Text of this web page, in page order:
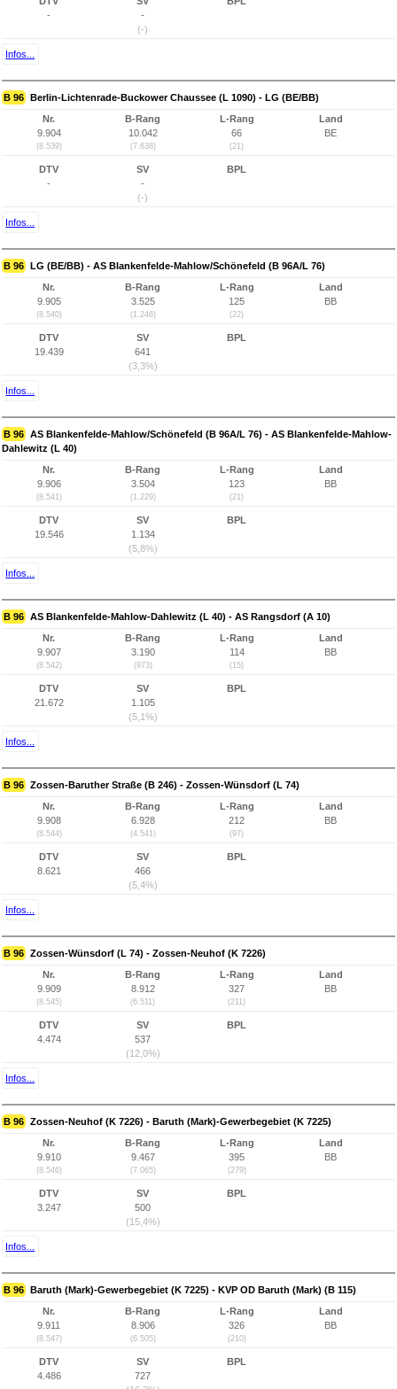
-
-
(-)
Infos...
B 96 Berlin-Lichtenrade-Buckower Chaussee (L 1090) - LG (BE/BB)
Nr.
9.904
(8.539)
B-Rang
10.042
(7.638)
L-Rang
66
(21)
Land
BE
DTV
-
SV
-
(-)
BPL
Infos...
B 96 LG (BE/BB) - AS Blankenfelde-Mahlow/Schönefeld (B 96A/L 76)
Nr.
9.905
(8.540)
B-Rang
3.525
(1.246)
L-Rang
125
(22)
Land
BB
DTV
19.439
SV
641
(3,3%)
BPL
Infos...
B 96 AS Blankenfelde-Mahlow/Schönefeld (B 96A/L 76) - AS Blankenfelde-Mahlow-
Dahlewitz (L 40)
Nr.
9.906
(8.541)
B-Rang
3.504
(1.229)
L-Rang
123
(21)
Land
BB
DTV
19.546
SV
1.134
(5,8%)
BPL
Infos...
B 96 AS Blankenfelde-Mahlow-Dahlewitz (L 40) - AS Rangsdorf (A 10)
Nr.
9.907
(8.542)
B-Rang
3.190
(973)
L-Rang
114
(15)
Land
BB
DTV
21.672
SV
1.105
(5,1%)
BPL
Infos...
B 96 Zossen-Baruther Straße (B 246) - Zossen-Wünsdorf (L 74)
Nr.
9.908
(8.544)
B-Rang
6.928
(4.541)
L-Rang
212
(97)
Land
BB
DTV
8.621
SV
466
(5,4%)
BPL
Infos...
B 96 Zossen-Wünsdorf (L 74) - Zossen-Neuhof (K 7226)
Nr.
9.909
(8.545)
B-Rang
8.912
(6.511)
L-Rang
327
(211)
Land
BB
DTV
4.474
SV
537
(12,0%)
BPL
Infos...
B 96 Zossen-Neuhof (K 7226) - Baruth (Mark)-Gewerbegebiet (K 7225)
Nr.
9.910
(8.546)
B-Rang
9.467
(7.065)
L-Rang
395
(279)
Land
BB
DTV
3.247
SV
500
(15,4%)
BPL
Infos...
B 96 Baruth (Mark)-Gewerbegebiet (K 7225) - KVP OD Baruth (Mark) (B 115)
Nr.
9.911
(8.547)
B-Rang
8.906
(6.505)
L-Rang
326
(210)
Land
BB
DTV
4.486
SV
727
BPL